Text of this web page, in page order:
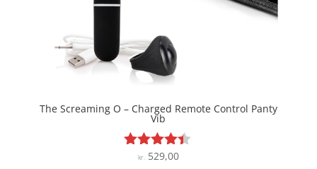
The Screaming O – Charged Remote Control Panty
Vib
Vurderet
kr.529,00